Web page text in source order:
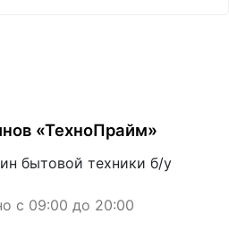
«ТехноПрайм»
бытовой техники б/у
с 09:00 до 20:00